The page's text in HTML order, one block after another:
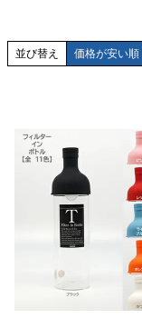
並び替え 価格が安い順